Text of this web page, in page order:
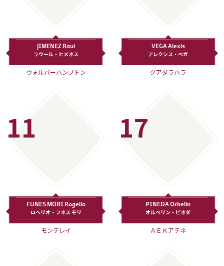
JIMENEZ Raul
ラウール・ヒメネス
ウォルバーハンプトン
VEGA Alexis
アレクシス・ベガ
グアダラハラ
11
FUNES MORI Rogelio
ロヘリオ・フネス モリ
モンテレイ
17
PINEDA Orbelin
オルベリン・ピネダ
ＡＥＫアテネ